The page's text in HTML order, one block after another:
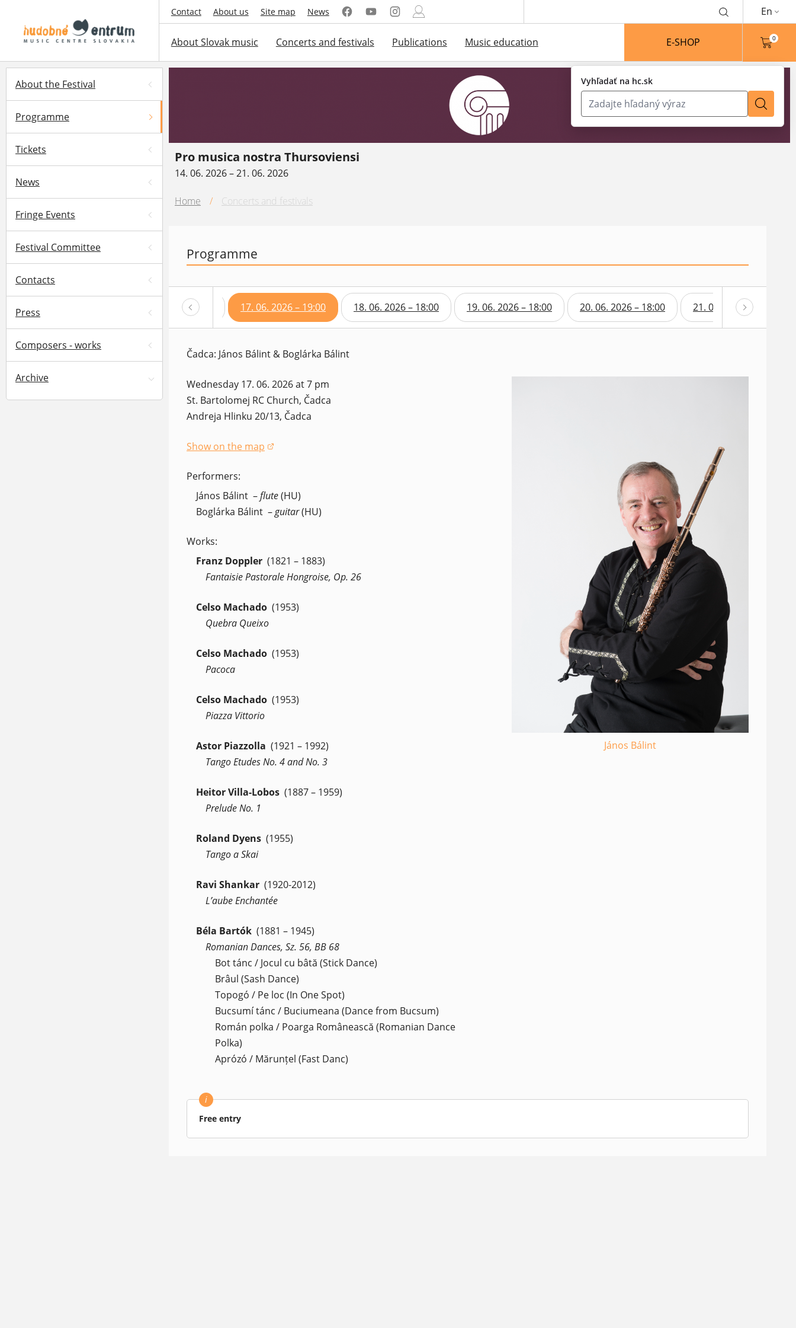
Contact About us Site map News
Vyhľadať na hc.sk
En
About Slovak music Concerts and festivals Publications Music education E-SHOP 0
About the Festival
Programme
Tickets
News
Fringe Events
Festival Committee
Contacts
Press
Composers - works
Archive
Pro musica nostra Thursoviensi
14. 06. 2026 – 21. 06. 2026
Home / Concerts and festivals
Programme
15. 06. 2026 – 19:00 16. 06. 2026 – 18:00 17. 06. 2026 – 19:00 18. 06. 2026 – 18:00 19. 06. 2026 – 18:00 20. 06. 2026 – 18:00 21. 06. 2026 – 18:00
Čadca: János Bálint & Boglárka Bálint
Wednesday 17. 06. 2026 at 7 pm
St. Bartolomej RC Church, Čadca
Andreja Hlinku 20/13, Čadca
Show on the map
(opens in a new window)
Performers:
János Bálint –flute(HU)
Boglárka Bálint –guitar(HU)
Works:
Franz Doppler (1821 – 1883)
Fantaisie Pastorale Hongroise, Op. 26
Celso Machado (1953)
Quebra Queixo
Celso Machado (1953)
Pacoca
Celso Machado (1953)
Piazza Vittorio
Astor Piazzolla (1921 – 1992)
Tango Etudes No. 4 and No. 3
Heitor Villa-Lobos (1887 – 1959)
Prelude No. 1
Roland Dyens (1955)
Tango a Skai
Ravi Shankar (1920-2012)
L’aube Enchantée
Béla Bartók (1881 – 1945)
Romanian Dances, Sz. 56, BB 68
Bot tánc / Jocul cu bâtă (Stick Dance)
Brâul (Sash Dance)
Topogó / Pe loc (In One Spot)
Bucsumí tánc / Buciumeana (Dance from Bucsum)
Román polka / Poarga Românească (Romanian Dance
Polka)
Aprózó / Mărunțel (Fast Danc)
János Bálint
i
Free entry